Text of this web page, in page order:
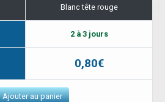
Blanc tête rouge
2 à 3 jours
0,80€
Ajouter au panier